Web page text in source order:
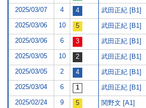
2025/03/07 4 武田正紀 [B1]
2025/03/06 10 武田正紀 [B1]
2025/03/06 6 武田正紀 [B1]
2025/03/05 10 武田正紀 [B1]
2025/03/05 2 武田正紀 [B1]
2025/03/04 6 武田正紀 [B1]
2025/02/24 9 関野文 [A1]